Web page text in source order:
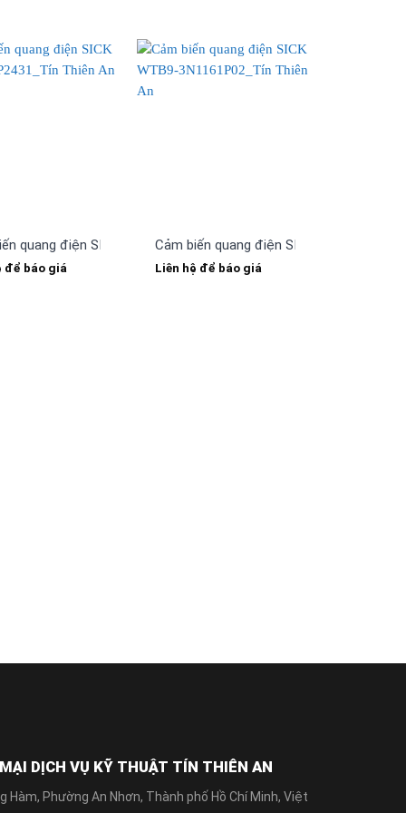
quang điện SICK WTF12-3P2431
để báo giá
Cảm biến quang điện SICK WTB9-
Liên hệ để báo giá
DỊCH VỤ KỸ THUẬT TÍN THIÊN AN
Phường An Nhơn, Thành phố Hồ Chí Minh, Việt